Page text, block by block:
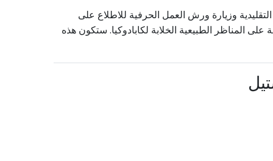
وزيارة ورش العمل الحرفية للاطلاع على
المناظر الطبيعية الخلابة لكابادوكيا. ستكون هذه